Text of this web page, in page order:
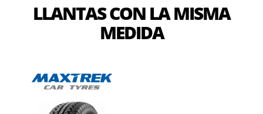
LLANTAS CON LA MISMA
MEDIDA